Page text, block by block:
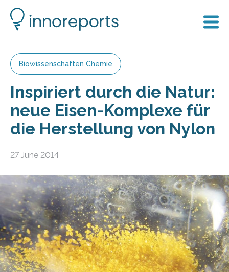
Biowissenschaften Chemie
Inspiriert durch die Natur:
neue Eisen-Komplexe für
die Herstellung von Nylon
27 June 2014